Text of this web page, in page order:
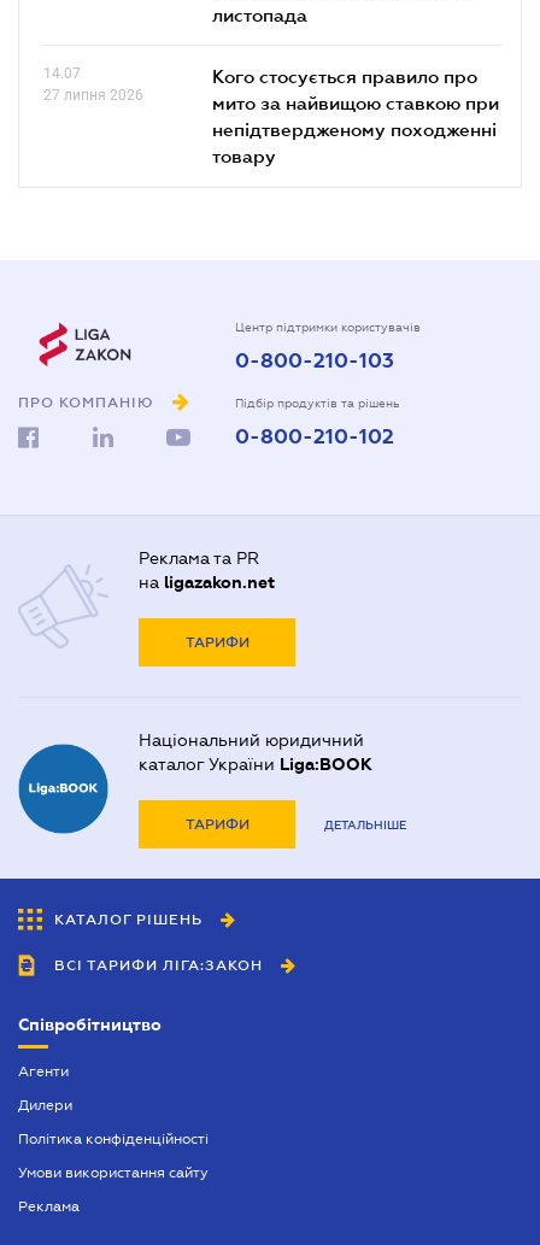
листопада
14.07
27 липня 2026
Кого стосується правило про
мито за найвищою ставкою при
непідтвердженому походженні
товару
ПРО КОМПАНІЮ
Центр підтримки користувачів
0-800-210-103
Підбір продуктів та рішень
0-800-210-102
Реклама та PR
на ligazakon.net
ТАРИФИ
Національний юридичний
каталог України Liga:BOOK
ТАРИФИ ДЕТАЛЬНІШЕ
КАТАЛОГ РІШЕНЬ
ВСІ ТАРИФИ ЛІГА:ЗАКОН
Співробітництво
Агенти
Дилери
Політика конфіденційності
Умови використання сайту
Реклама